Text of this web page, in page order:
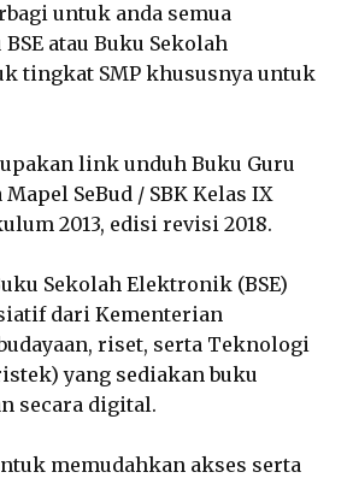
untuk anda semua
atau Buku Sekolah
tingkat SMP khususnya untuk
link unduh Buku Guru
SeBud / SBK Kelas IX
2013, edisi revisi 2018.
Sekolah Elektronik (BSE)
dari Kementerian
riset, serta Teknologi
yang sediakan buku
secara digital.
memudahkan akses serta